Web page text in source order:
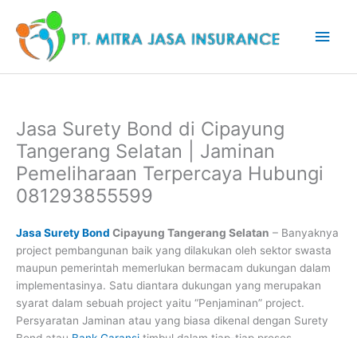
konten
Jasa Surety Bond di Cipayung
Tangerang Selatan | Jaminan
Pemeliharaan Terpercaya Hubungi
081293855599
Jasa Surety Bond Cipayung Tangerang Selatan – Banyaknya
project pembangunan baik yang dilakukan oleh sektor swasta
maupun pemerintah memerlukan bermacam dukungan dalam
implementasinya. Satu diantara dukungan yang merupakan
syarat dalam sebuah project yaitu “Penjaminan” project.
Persyaratan Jaminan atau yang biasa dikenal dengan Surety